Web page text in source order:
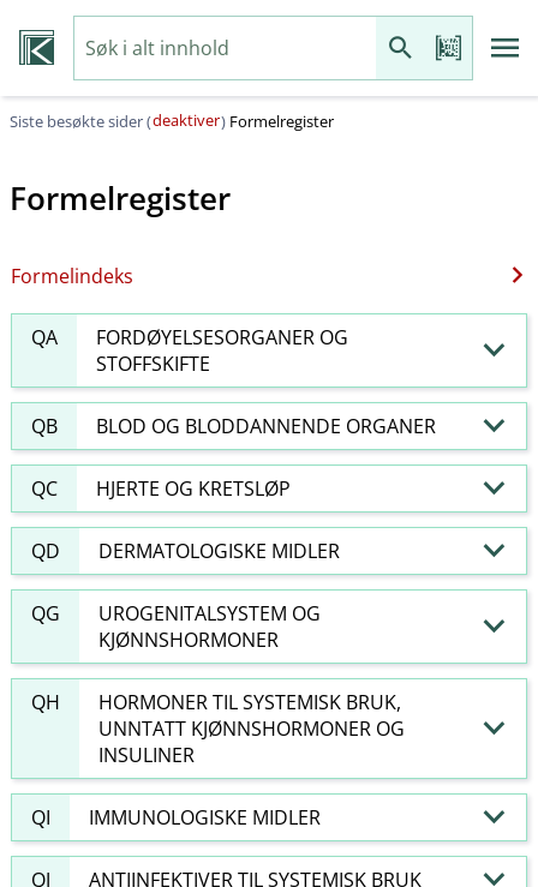
Siste besøkte sider (deaktiver) Formelregister
Formelregister
Formelindeks
QA
FORDØYELSESORGANER OG
STOFFSKIFTE
QB BLOD OG BLODDANNENDE ORGANER
QC HJERTE OG KRETSLØP
QD DERMATOLOGISKE MIDLER
QG
UROGENITALSYSTEM OG
KJØNNSHORMONER
QH
HORMONER TIL SYSTEMISK BRUK,
UNNTATT KJØNNSHORMONER OG
INSULINER
QI IMMUNOLOGISKE MIDLER
QJ ANTIINFEKTIVER TIL SYSTEMISK BRUK